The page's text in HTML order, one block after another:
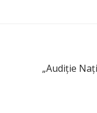
„Audiţie